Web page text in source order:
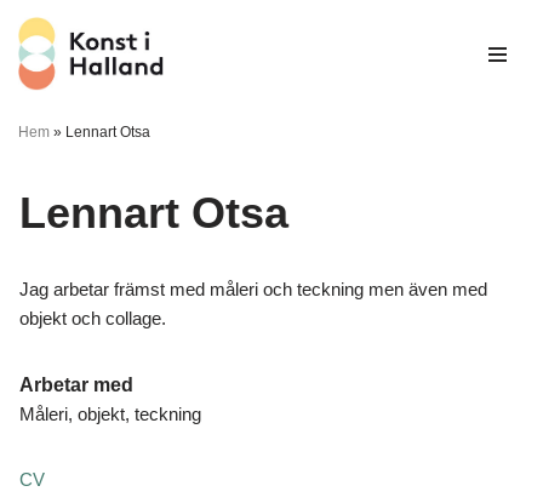
Hoppa
till
innehåll
Hem » Lennart Otsa
Lennart Otsa
Jag arbetar främst med måleri och teckning men även med
objekt och collage.
Arbetar med
Måleri, objekt, teckning
CV